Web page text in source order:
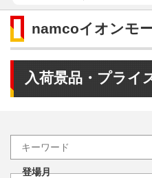
namcoイオンモ
入荷景品・プライ
登場月